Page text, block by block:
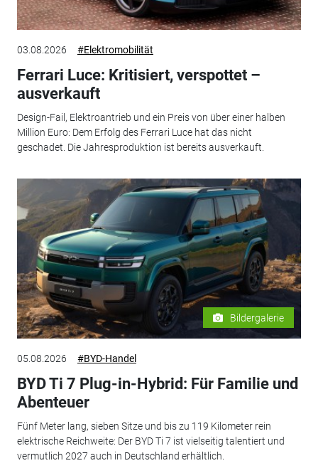
03.08.2026 #Elektromobilität
Ferrari Luce: Kritisiert, verspottet –
ausverkauft
Design-Fail, Elektroantrieb und ein Preis von über einer halben
Million Euro: Dem Erfolg des Ferrari Luce hat das nicht
geschadet. Die Jahresproduktion ist bereits ausverkauft.
Bildergalerie
05.08.2026 #BYD-Handel
BYD Ti 7 Plug-in-Hybrid: Für Familie und
Abenteuer
Fünf Meter lang, sieben Sitze und bis zu 119 Kilometer rein
elektrische Reichweite: Der BYD Ti 7 ist vielseitig talentiert und
vermutlich 2027 auch in Deutschland erhältlich.